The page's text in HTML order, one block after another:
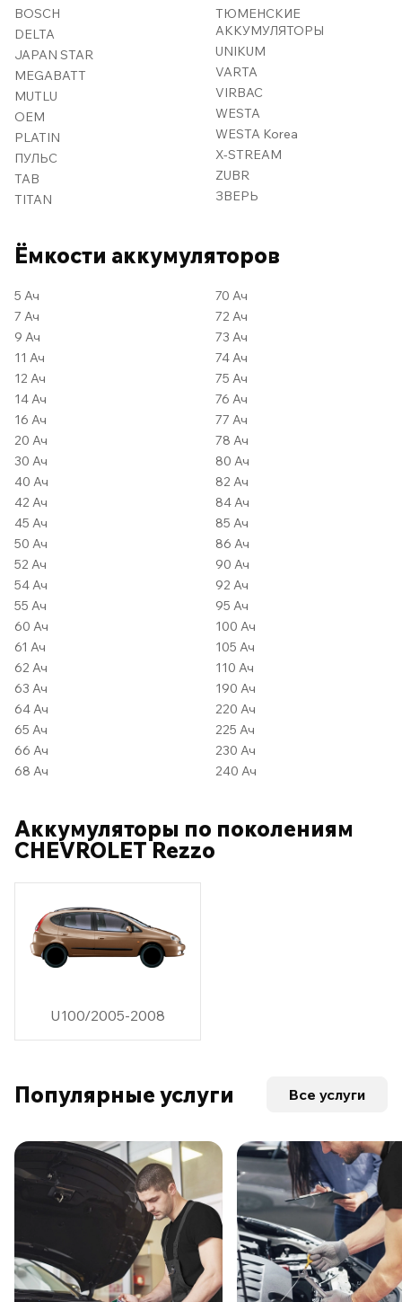
BOSCH
DELTA
JAPAN STAR
MEGABATT
MUTLU
OEM
PLATIN
ПУЛЬС
TAB
TITAN
ТЮМЕНСКИЕ
АККУМУЛЯТОРЫ
UNIKUM
VARTA
VIRBAC
WESTA
WESTA Korea
X-STREAM
ZUBR
ЗВЕРЬ
Ёмкости аккумуляторов
5 Ач
7 Ач
9 Ач
11 Ач
12 Ач
14 Ач
16 Ач
20 Ач
30 Ач
40 Ач
42 Ач
45 Ач
50 Ач
52 Ач
54 Ач
55 Ач
60 Ач
61 Ач
62 Ач
63 Ач
64 Ач
65 Ач
66 Ач
68 Ач
70 Ач
72 Ач
73 Ач
74 Ач
75 Ач
76 Ач
77 Ач
78 Ач
80 Ач
82 Ач
84 Ач
85 Ач
86 Ач
90 Ач
92 Ач
95 Ач
100 Ач
105 Ач
110 Ач
190 Ач
220 Ач
225 Ач
230 Ач
240 Ач
Аккумуляторы по поколениям
CHEVROLET Rezzo
U100/2005-2008
Популярные услуги Все услуги